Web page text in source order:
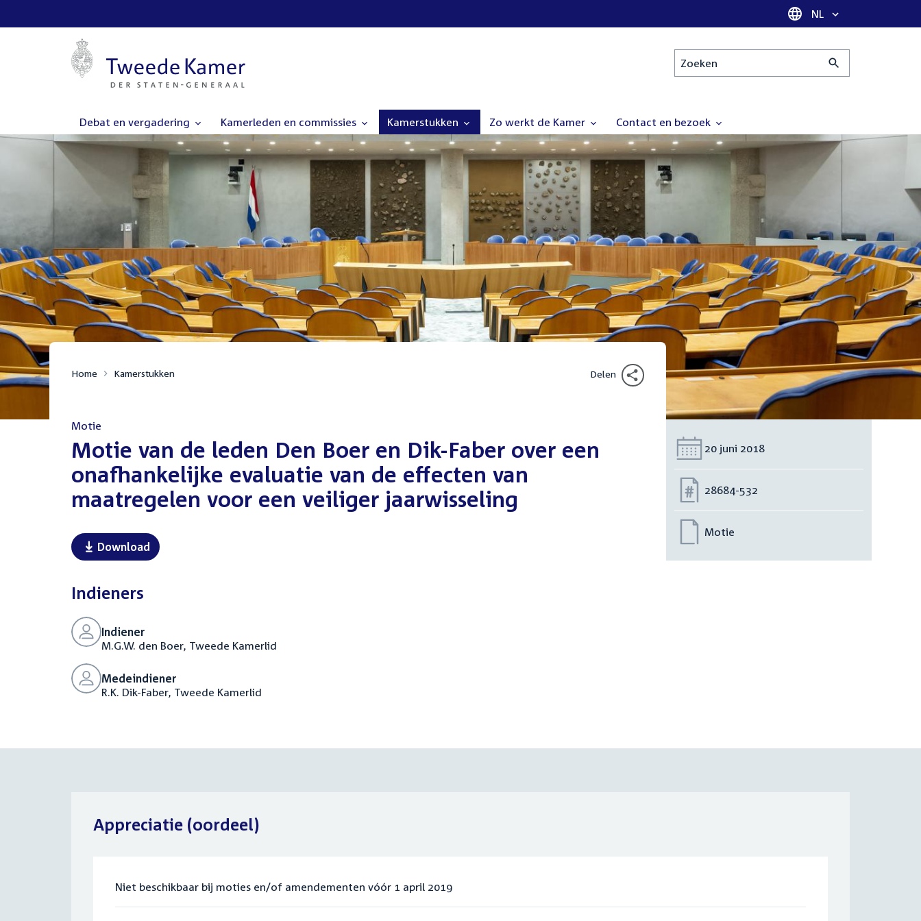
Taal selectie
NL
Zoeken
Debat en vergadering Kamerleden en commissies Kamerstukken Zo werkt de Kamer Contact en bezoek
Home Kamerstukken Delen
Motie
:Motie van de leden Den Boer en Dik-Faber over een
onafhankelijke evaluatie van de effecten van
maatregelen voor een veiliger jaarwisseling
Download
Indieners
Indiener
M.G.W. den Boer, Tweede Kamerlid
Medeindiener
R.K. Dik-Faber, Tweede Kamerlid
Datum:
20 juni 2018
Nummer:
28684-532
Motie
Appreciatie (oordeel)
Niet beschikbaar bij moties en/of amendementen vóór 1 april 2019